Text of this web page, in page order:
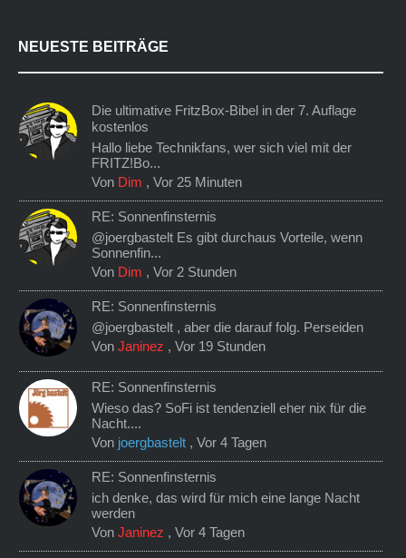
NEUESTE BEITRÄGE
Die ultimative FritzBox-Bibel in der 7. Auflage
kostenlos
Hallo liebe Technikfans, wer sich viel mit der
FRITZ!Bo...
Von Dim ,Vor 25 Minuten
RE: Sonnenfinsternis
@joergbastelt Es gibt durchaus Vorteile, wenn
Sonnenfin...
Von Dim ,Vor 2 Stunden
RE: Sonnenfinsternis
@joergbastelt , aber die darauf folg. Perseiden
VonJaninez ,Vor 19 Stunden
RE: Sonnenfinsternis
Wieso das? SoFi ist tendenziell eher nix für die
Nacht....
Von joergbastelt ,Vor 4 Tagen
RE: Sonnenfinsternis
ich denke, das wird für mich eine lange Nacht
werden
VonJaninez ,Vor 4 Tagen